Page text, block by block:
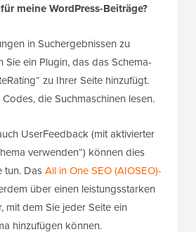
meine WordPress-Beiträge?
in Suchergebnissen zu
Sie ein Plugin, das das Schema-
zu Ihrer Seite hinzufügt.
die Suchmaschinen lesen.
UserFeedback (mit aktivierter
verwenden“) können dies
tun. DasAll in One SEO (AIOSEO)-
über einen leistungsstarken
mit dem Sie jeder Seite ein
hinzufügen können.